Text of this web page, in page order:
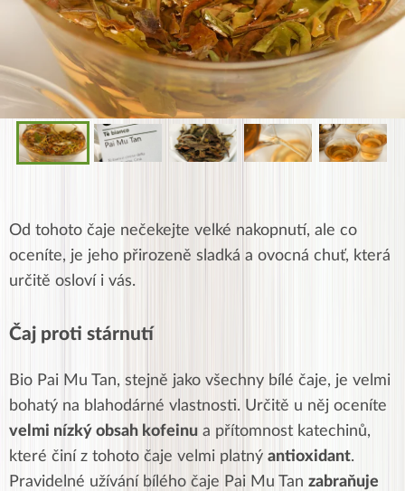
Od tohoto čaje nečekejte velké nakopnutí, ale co
oceníte, je jeho přirozeně sladká a ovocná chuť, která
určitě osloví i vás.
Čaj proti stárnutí
Bio Pai Mu Tan, stejně jako všechny bílé čaje, je velmi
bohatý na blahodárné vlastnosti. Určitě u něj oceníte
velmi nízký obsah kofeinu a přítomnost katechinů,
které činí z tohoto čaje velmi platný antioxidant.
Pravidelné užívání bílého čaje Pai Mu Tan zabraňuje